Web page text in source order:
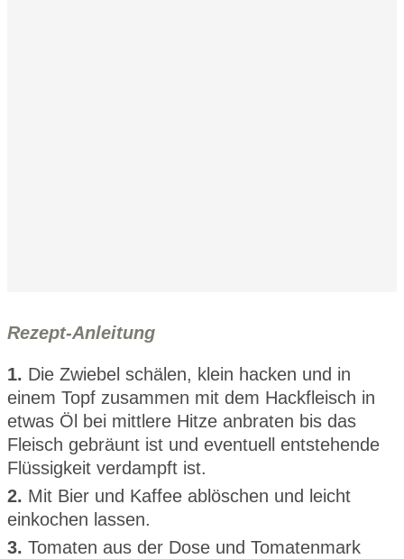
Rezept-Anleitung
1. Die Zwiebel schälen, klein hacken und in
einem Topf zusammen mit dem Hackfleisch in
etwas Öl bei mittlere Hitze anbraten bis das
Fleisch gebräunt ist und eventuell entstehende
Flüssigkeit verdampft ist.
2. Mit Bier und Kaffee ablöschen und leicht
einkochen lassen.
3. Tomaten aus der Dose und Tomatenmark